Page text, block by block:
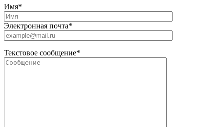
Имя*
Электронная почта*
Текстовое сообщение*